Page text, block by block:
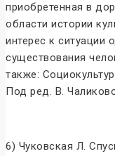
приобретенная в
области истории
интерес к ситуации
существования
также:
Под ред. В.
6) Чуковская Л.